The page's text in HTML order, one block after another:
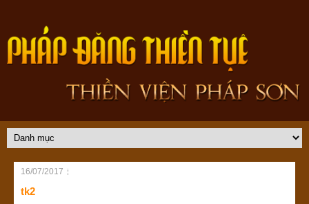
16/07/2017
tk2